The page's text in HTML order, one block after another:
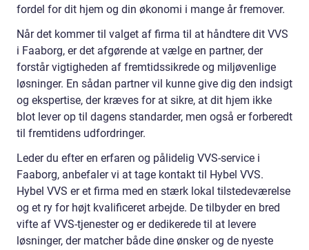
fordel for dit hjem og din økonomi i mange år fremover.
Når det kommer til valget af firma til at håndtere dit VVS
i Faaborg, er det afgørende at vælge en partner, der
forstår vigtigheden af fremtidssikrede og miljøvenlige
løsninger. En sådan partner vil kunne give dig den indsigt
og ekspertise, der kræves for at sikre, at dit hjem ikke
blot lever op til dagens standarder, men også er forberedt
til fremtidens udfordringer.
Leder du efter en erfaren og pålidelig VVS-service i
Faaborg, anbefaler vi at tage kontakt til Hybel VVS.
Hybel VVS er et firma med en stærk lokal tilstedeværelse
og et ry for højt kvalificeret arbejde. De tilbyder en bred
vifte af VVS-tjenester og er dedikerede til at levere
løsninger, der matcher både dine ønsker og de nyeste